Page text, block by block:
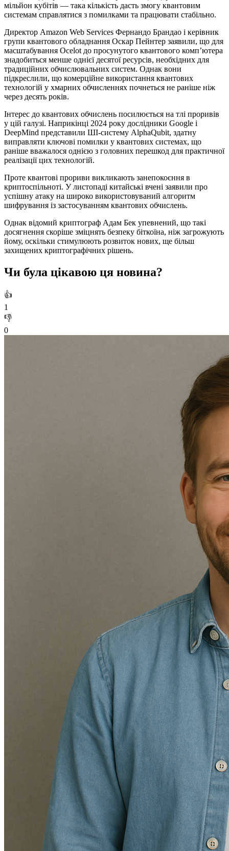
мільйон кубітів — така кількість дасть змогу квантовим
системам справлятися з помилками та працювати стабільно.
Директор Amazon Web Services Фернандо Брандао і керівник
групи квантового обладнання Оскар Пейнтер заявили, що для
масштабування Ocelot до просунутого квантового комп’ютера
знадобиться менше однієї десятої ресурсів, необхідних для
традиційних обчислювальних систем. Однак вони
підкреслили, що комерційне використання квантових
технологій у хмарних обчисленнях почнеться не раніше ніж
через десять років.
Інтерес до квантових обчислень посилюється на тлі проривів
у цій галузі. Наприкінці 2024 року дослідники Google і
DeepMind представили ШІ-систему AlphaQubit, здатну
виправляти ключові помилки у квантових системах, що
раніше вважалося однією з головних перешкод для практичної
реалізації цих технологій.
Проте квантові прориви викликають занепокоєння в
криптоспільноті. У листопаді китайські вчені заявили про
успішну атаку на широко використовуваний алгоритм
шифрування із застосуванням квантових обчислень.
Однак відомий криптограф Адам Бек упевнений, що такі
досягнення скоріше зміцнять безпеку біткоїна, ніж загрожують
йому, оскільки стимулюють розвиток нових, ще більш
захищених криптографічних рішень.
Чи була цікавою ця новина?
👍
1
👎
0